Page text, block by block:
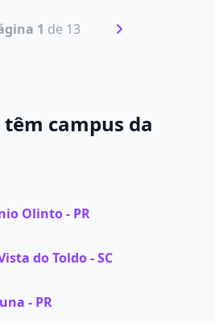
1 de 13
campus da
Olinto - PR
do Toldo - SC
- PR